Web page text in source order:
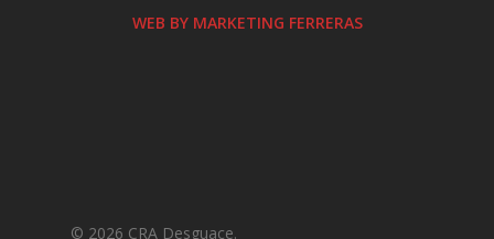
WEB BY MARKETING FERRERAS
© 2026 CRA Desguace.